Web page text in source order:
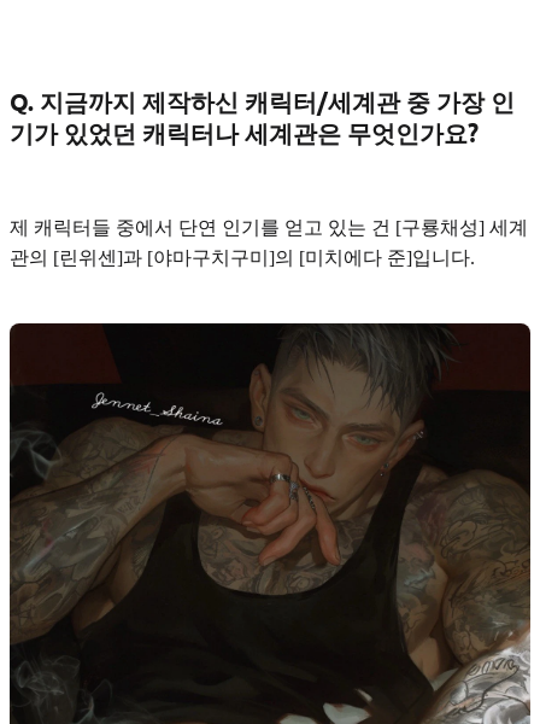
Q. 지금까지 제작하신 캐릭터/세계관 중 가장 인
기가 있었던 캐릭터나 세계관은 무엇인가요?
제 캐릭터들 중에서 단연 인기를 얻고 있는 건 [구룡채성] 세계
관의 [린위센]과 [야마구치구미]의 [미치에다 준]입니다.